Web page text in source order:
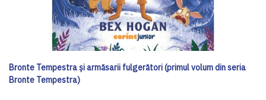
Bronte Tempestra și armăsarii fulgerători (primul volum din seria
Bronte Tempestra)